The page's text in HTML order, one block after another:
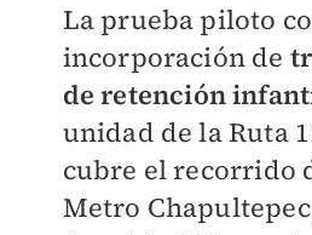
La prueba piloto
incorporación de
de retención
unidad de la Ruta
cubre el recorrido
Metro